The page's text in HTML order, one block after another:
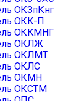
ОКЗпКнг
ОКК-П
ОККМНГ
ОКЛЖ
ОКЛМТ
ОКЛС
ОКМН
ОКСТМ